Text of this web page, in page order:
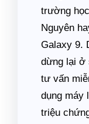
trường
Nguyên
Galaxy 9.
dừng lại ở
tư vấn
dụng máy
triệu